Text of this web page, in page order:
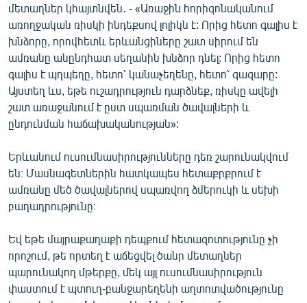
«Ազատության» բոլոր կայքերը
մետաղներ կհայտնվեն․ - «Առաջին հորիզոնականում
առողջական ռիսկի ինդեքսով լոլիկն է: Որից հետո գալիս է
խնձորը, որովհետև երևանցիները շատ սիրում են
ամռանը անընդհատ սեղանին խնձոր դնել: Որից հետո
գալիս է պղպեղը, հետո՝ կանաչեղենը, հետո՝ գազարը:
Այստեղ ևս, եթե ուշադրություն դարձնեք, ռիսկը ավելի
շատ առաջանում է ըստ սպառման ծավալների և
ընդունման հաճախականության»:
Երևանում ուսումնասիրությունները դեռ շարունակվում
են։ Մասնագետներին հատկապես հետաքրքրում է
ամռանը մեծ ծավալներով սպառվող ձմերուկի և սեխի
բաղադրությունը։
Եվ եթե մայրաքաղաքի դեպքում հետազոտությունը չի
որոշում, թե որտեղ է աճեցվել ծանր մետաղներ
պարունակող մթերքը, մեկ այլ ուսումնասիրություն
փաստում է պտուղ-բանջարեղենի աղտոտվածությունը